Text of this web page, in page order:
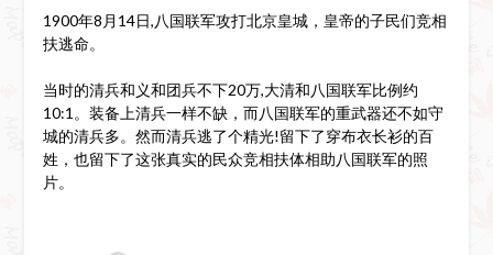
1900年8月14日,八国联军攻打北京皇城，皇帝的子民们竞相
扶逃命。
当时的清兵和义和团兵不下20万,大清和八国联军比例约
10:1。装备上清兵一样不缺，而八国联军的重武器还不如守
城的清兵多。然而清兵逃了个精光!留下了穿布衣长衫的百
姓，也留下了这张真实的民众竞相扶体相助八国联军的照
片。